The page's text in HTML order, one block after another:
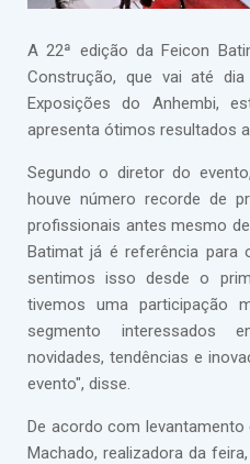
A 22ª edição da Feicon
Construção, que vai até
Exposições do Anhembi,
apresenta ótimos resultados
Segundo o diretor do
houve número recorde de
profissionais antes mesmo
Batimat já é referência para
sentimos isso desde o
tivemos uma participação
segmento interessados
novidades, tendências e
evento", disse.
De acordo com levantamento
Machado, realizadora da